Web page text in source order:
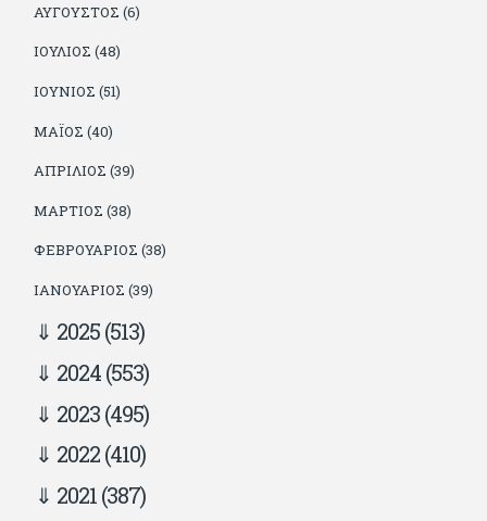
ΑΎΓΟΥΣΤΟΣ (6)
ΙΟΎΛΙΟΣ (48)
ΙΟΎΝΙΟΣ (51)
ΜΆΙΟΣ (40)
ΑΠΡΊΛΙΟΣ (39)
ΜΆΡΤΙΟΣ (38)
ΦΕΒΡΟΥΆΡΙΟΣ (38)
ΙΑΝΟΥΆΡΙΟΣ (39)
2025(513)
2024(553)
2023(495)
2022(410)
2021(387)